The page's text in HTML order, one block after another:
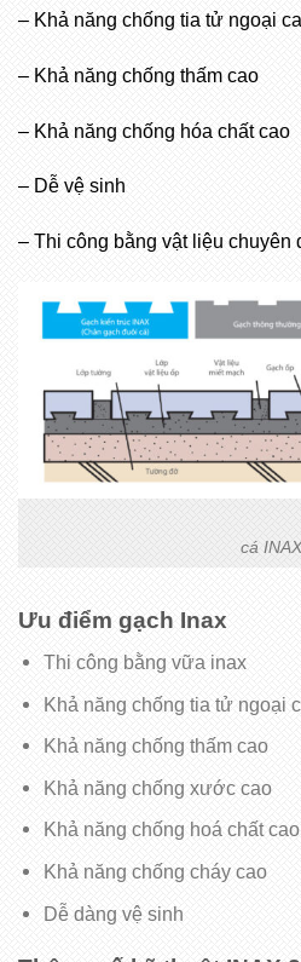
– Khả năng chống tia tử ngoại
– Khả năng chống thấm cao
– Khả năng chống hóa chất cao
– Dễ vệ sinh
– Thi công bằng vật liệu chuyên
Công nghệ
cá INAX
Ưu điểm gạch Inax
Thi công bằng vữa inax
Khả năng chống tia tử ngoại
Khả năng chống thấm cao
Khả năng chống xước cao
Khả năng chống hoá chất cao
Khả năng chống cháy cao
Dễ dàng vệ sinh